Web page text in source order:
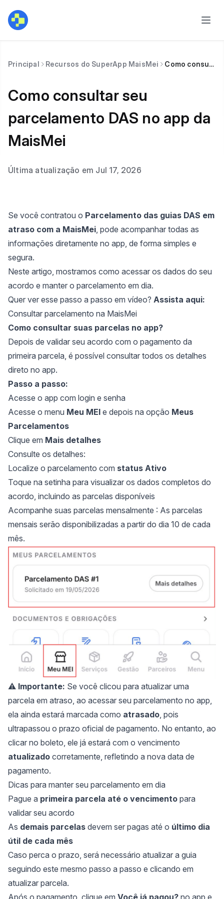
Principal Recursos do SuperApp MaisMei Como consultar seu parcelamento DAS no app da MaisMei
Como consultar seu
parcelamento DAS no app da
MaisMei
Última atualização em Jul 17, 2026
Se você contratou o Parcelamento das guias DAS em
atraso com a MaisMei, pode acompanhar todas as
informações diretamente no app, de forma simples e
segura.
Neste artigo, mostramos como acessar os dados do seu
acordo e manter o parcelamento em dia.
Quer ver esse passo a passo em vídeo? Assista aqui:
Consultar parcelamento na MaisMei
Como consultar suas parcelas no app?
Depois de validar seu acordo com o pagamento da
primeira parcela, é possível consultar todos os detalhes
direto no app.
Passo a passo:
Acesse o app com login e senha
Acesse o menu Meu MEI e depois na opção Meus
Parcelamentos
Clique em Mais detalhes
Consulte os detalhes:
Localize o parcelamento com status Ativo
Toque na setinha para visualizar os dados completos do
acordo, incluindo as parcelas disponíveis
Acompanhe suas parcelas mensalmente : As parcelas
mensais serão disponibilizadas a partir do dia 10 de cada
mês.
⚠️ Importante: Se você clicou para atualizar uma
parcela em atraso, ao acessar seu parcelamento no app,
ela ainda estará marcada como atrasado, pois
ultrapassou o prazo oficial de pagamento. No entanto, ao
clicar no boleto, ele já estará com o vencimento
atualizado corretamente, refletindo a nova data de
pagamento.
Dicas para manter seu parcelamento em dia
Pague a primeira parcela até o vencimento para
validar seu acordo
As demais parcelas devem ser pagas até o último dia
útil de cada mês
Caso perca o prazo, será necessário atualizar a guia
seguindo este mesmo passo a passo e clicando em
atualizar parcela.